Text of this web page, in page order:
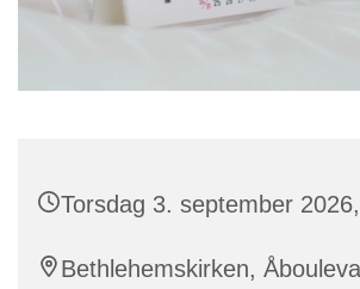
Torsdag 3. september
Bethlehemskirken,